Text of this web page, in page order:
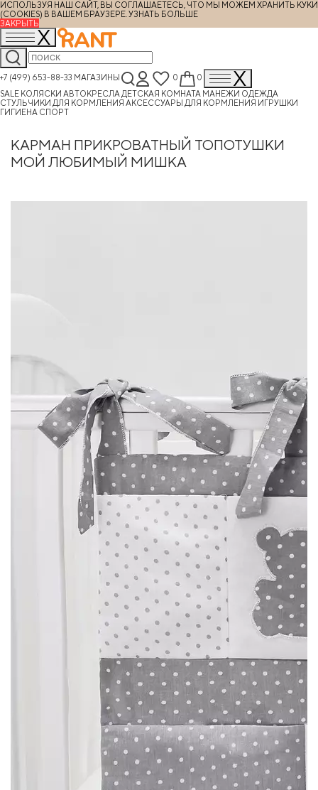
ИСПОЛЬЗУЯ НАШ САЙТ, ВЫ СОГЛАШАЕТЕСЬ, ЧТО МЫ МОЖЕМ ХРАНИТЬ КУКИ
(COOKIES) В ВАШЕМ БРАУЗЕРЕ. УЗНАТЬ БОЛЬШЕ
ЗАКРЫТЬ
+7 (499) 653-88-33 МАГАЗИНЫ 0
0
SALE КОЛЯСКИ АВТОКРЕСЛА ДЕТСКАЯ КОМНАТА МАНЕЖИ ОДЕЖДА
СТУЛЬЧИКИ ДЛЯ КОРМЛЕНИЯ АКСЕССУАРЫ ДЛЯ КОРМЛЕНИЯ ИГРУШКИ
ГИГИЕНА СПОРТ
КАРМАН ПРИКРОВАТНЫЙ ТОПОТУШКИ
МОЙ ЛЮБИМЫЙ МИШКА